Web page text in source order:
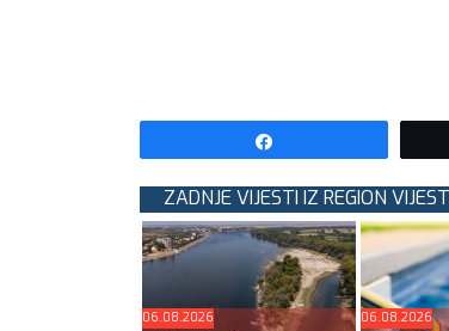
ZADNJE VIJESTI IZ REGION
06.08.2026 06.08.2026